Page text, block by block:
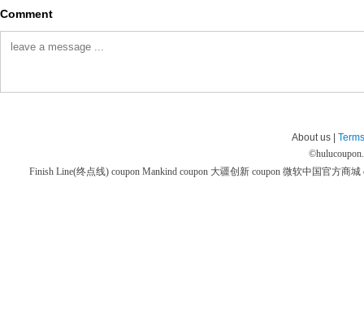
Comment
About us |
©
Finish Line(终点线) coupon Mankind coupon 大疆创新 coupon 微软中国官方商城